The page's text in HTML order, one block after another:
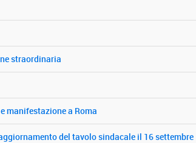
straordinaria
manifestazione a Roma
del tavolo sindacale il 16 settembre